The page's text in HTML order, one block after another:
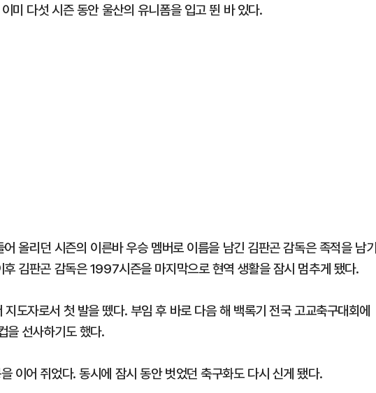
다섯 시즌 동안 울산의 유니폼을 입고 뛴 바 있다.
올리던 시즌의 이른바 우승 멤버로 이름을 남긴 김판곤 감독은 족적을 남
김판곤 감독은 1997시즌을 마지막으로 현역 생활을 잠시 멈추게 됐다.
도자로서 첫 발을 뗐다. 부임 후 바로 다음 해 백록기 전국 고교축구대회에
을 선사하기도 했다.
이어 쥐었다. 동시에 잠시 동안 벗었던 축구화도 다시 신게 됐다.